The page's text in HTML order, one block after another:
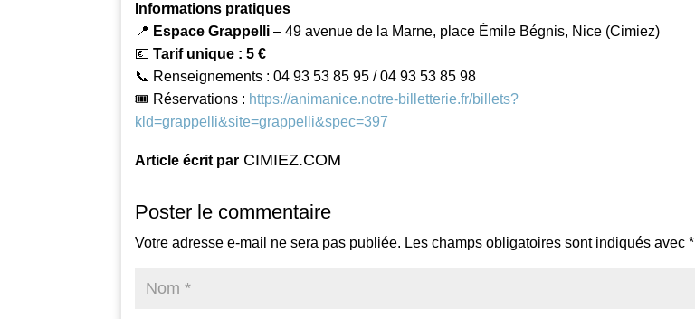
Informations pratiques
📍 Espace Grappelli – 49 avenue de la Marne, place Émile Bégnis, Nice (Cimiez)
💶Tarif unique : 5 €
📞 Renseignements : 04 93 53 85 95 / 04 93 53 85 98
🎟️ Réservations : https://animanice.notre-billetterie.fr/billets?
kld=grappelli&site=grappelli&spec=397
Article écrit par CIMIEZ.COM
Poster le commentaire
Votre adresse e-mail ne sera pas publiée. Les champs obligatoires sont indiqués avec*